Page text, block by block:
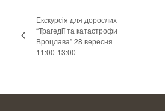
Екскурсія для дорослих
“Трагедії та катастрофи
Вроцлава” 28 вересня
11:00-13:00